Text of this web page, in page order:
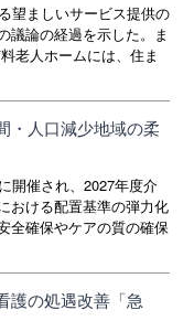
望ましいサービス提供の
議論の経過を示した。ま
老人ホームには、住ま
・人口減少地域の柔
開催され、2027年度介
おける配置基準の弾力化
全確保やケアの質の確保
護の処遇改善「急